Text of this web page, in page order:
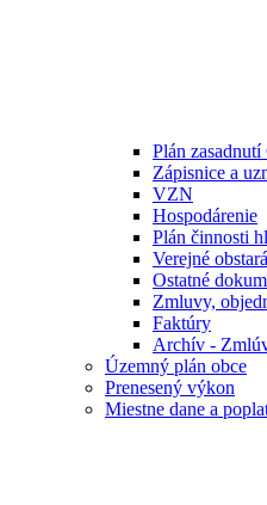
Plán zasadnutí
Zápisnice a
VZN
Hospodárenie
Plán činnosti
Verejné
Ostatné
Zmluvy,
Faktúry
Archív -
Územný plán obce
Prenesený výkon
Miestne dane a